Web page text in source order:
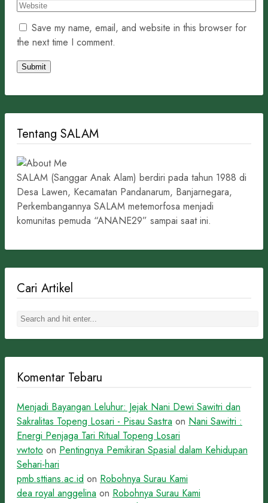
Save my name, email, and website in this browser for
the next time I comment.
Tentang SALAM
SALAM (Sanggar Anak Alam) berdiri pada tahun 1988 di
Desa Lawen, Kecamatan Pandanarum, Banjarnegara,
Perkembangannya SALAM metemorfosa menjadi
komunitas pemuda “ANANE29” sampai saat ini.
Cari Artikel
Komentar Tebaru
Menjadi Bayangan Leluhur: Jejak Nani Dewi Sawitri dan
Sakralitas Topeng Losari - Pisau Sastra on Nani Sawitri :
Energi Penjaga Tari Ritual Topeng Losari
vwtoto on Pentingnya Pemikiran Spasial dalam Kehidupan
Sehari-hari
pmb.sttians.ac.id on Robohnya Surau Kami
dea royal anggelina on Robohnya Surau Kami